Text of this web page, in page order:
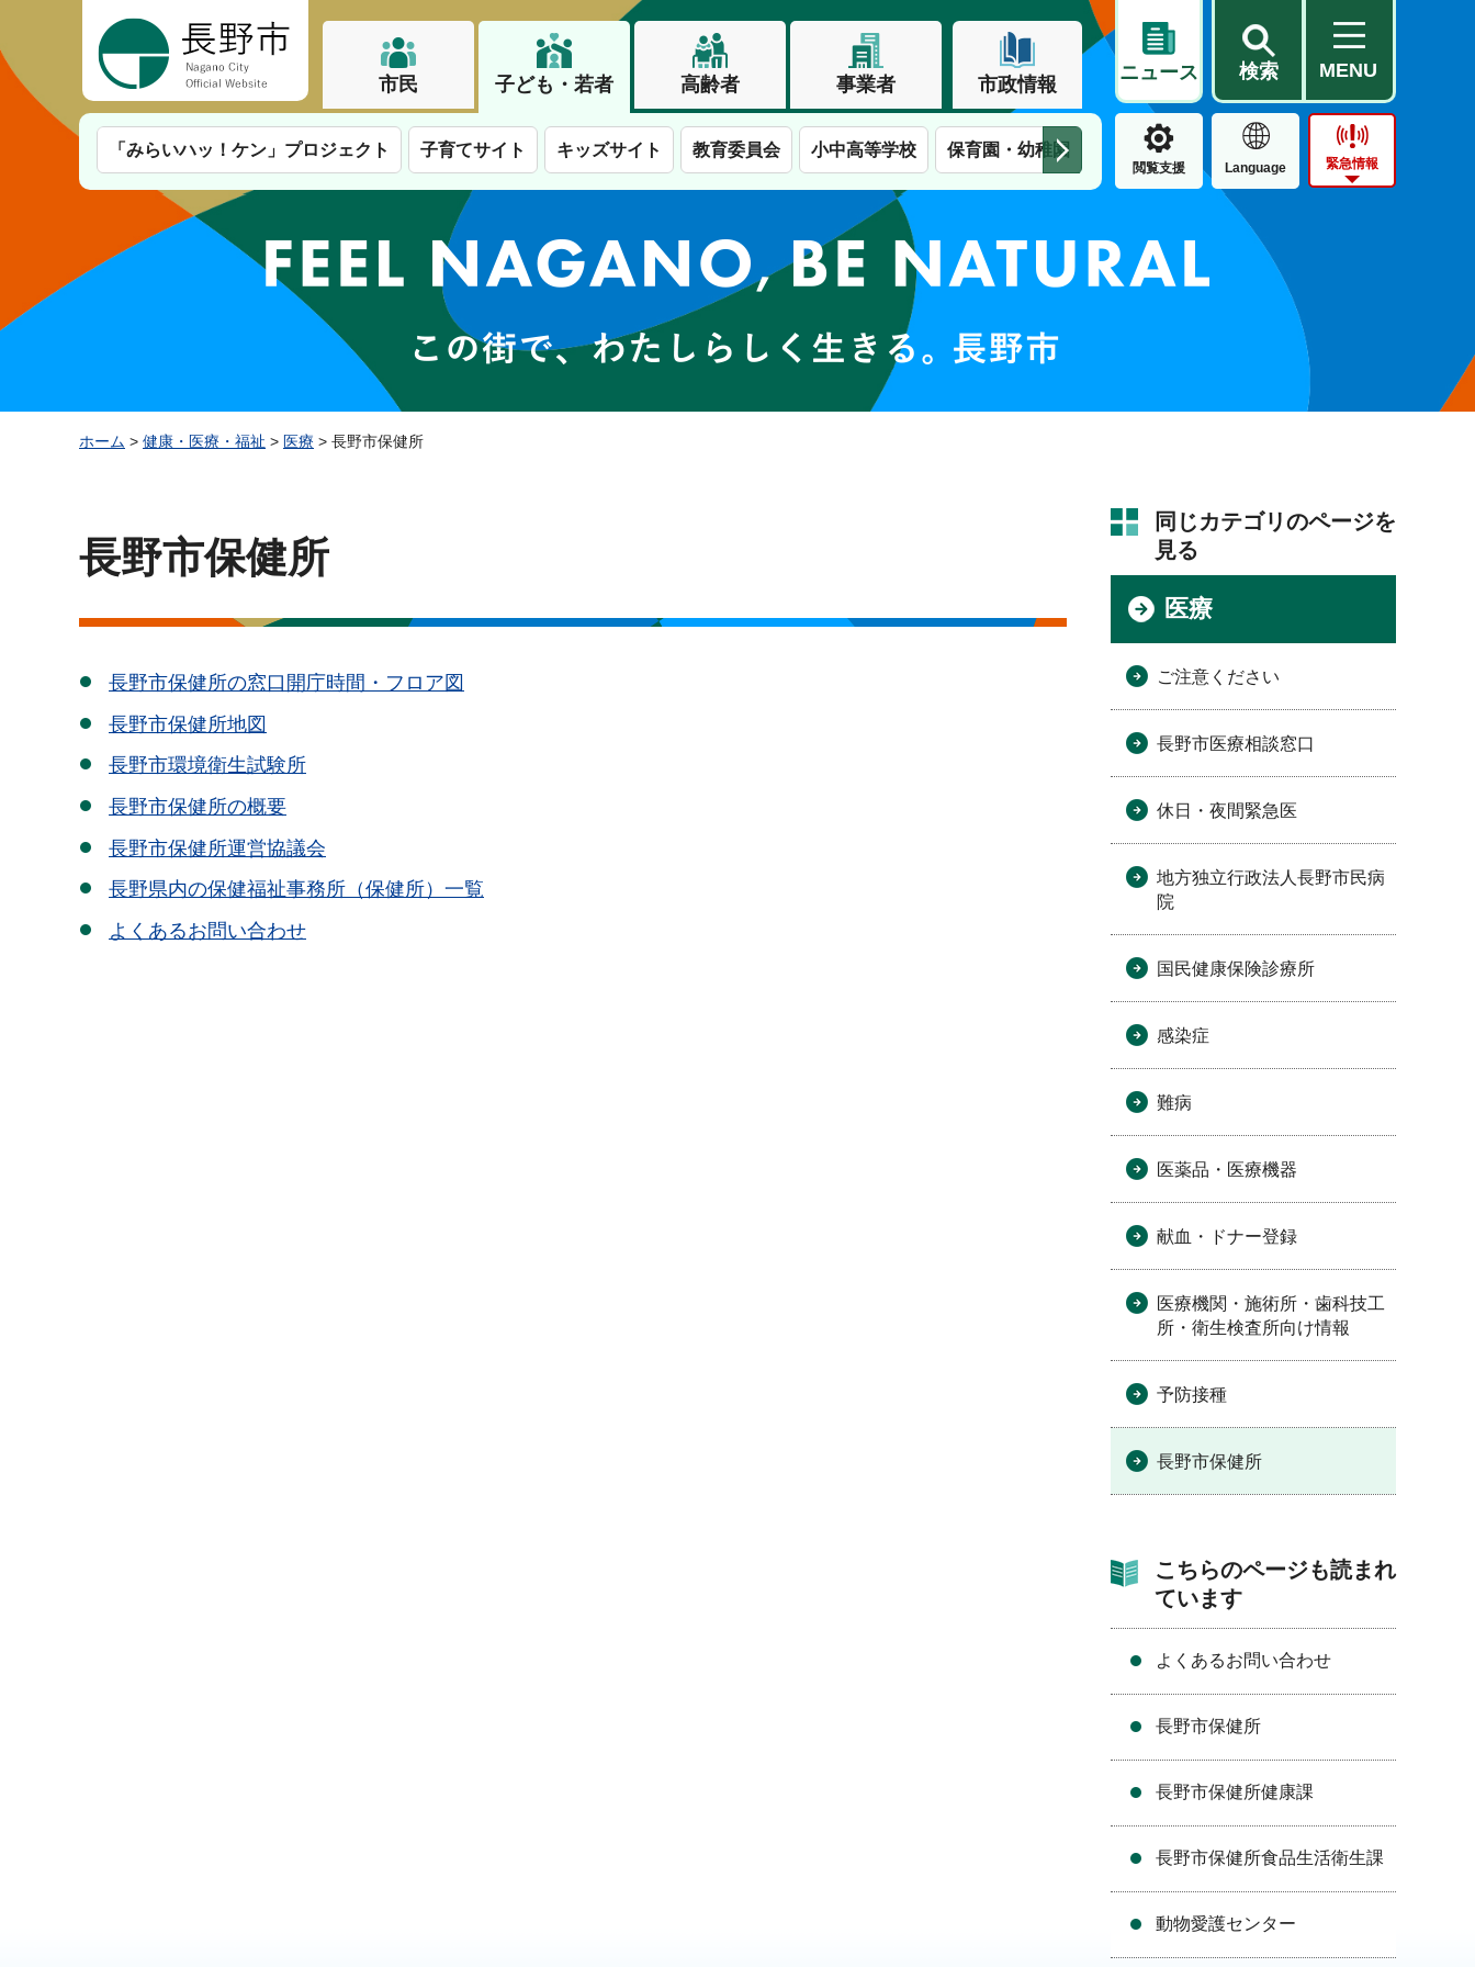
市民 子ども・若者 高齢者 事業者 市政情報
ニュース 検索 MENU
「みらいハッ！ケン」プロジェクト 子育てサイト キッズサイト 教育委員会 小中高等学校 保育園・幼稚園 子育て支援 児童扶養手当 予防接種
閲覧支援 Language 緊急情報
この街で、わたしらしく生きる。長野市
ホーム > 健康・医療・福祉 > 医療 > 長野市保健所
長野市保健所
長野市保健所の窓口開庁時間・フロア図
長野市保健所地図
長野市環境衛生試験所
長野市保健所の概要
長野市保健所運営協議会
長野県内の保健福祉事務所（保健所）一覧
よくあるお問い合わせ
同じカテゴリのページを
見る
医療
ご注意ください
長野市医療相談窓口
休日・夜間緊急医
地方独立行政法人長野市民病
院
国民健康保険診療所
感染症
難病
医薬品・医療機器
献血・ドナー登録
医療機関・施術所・歯科技工
所・衛生検査所向け情報
予防接種
長野市保健所
こちらのページも読まれ
ています
よくあるお問い合わせ
長野市保健所
長野市保健所健康課
長野市保健所食品生活衛生課
動物愛護センター